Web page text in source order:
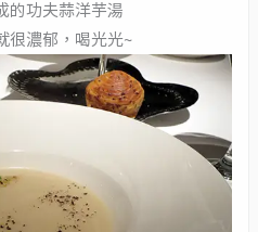
的功夫蒜洋芋湯
很濃郁，喝光光~